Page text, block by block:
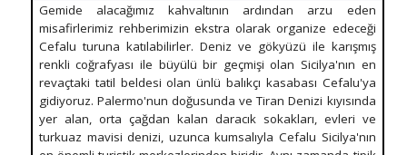
Gemide alacağımız kahvaltının ardından arzu eden
misafirlerimiz rehberimizin ekstra olarak organize edeceği
Cefalu turuna katılabilirler. Deniz ve gökyüzü ile karışmış
renkli coğrafyası ile büyülü bir geçmişi olan Sicilya'nın en
revaçtaki tatil beldesi olan ünlü balıkçı kasabası Cefalu'ya
gidiyoruz. Palermo'nun doğusunda ve Tiran Denizi kıyısında
yer alan, orta çağdan kalan daracık sokakları, evleri ve
turkuaz mavisi denizi, uzunca kumsalıyla Cefalu Sicilya'nın